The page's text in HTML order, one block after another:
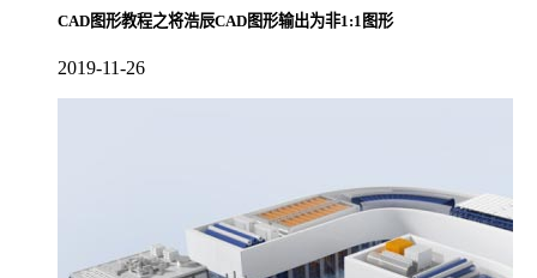
CAD图形教程之将浩辰CAD图形输出为非1:1图形
2019-11-26